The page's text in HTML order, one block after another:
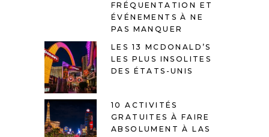
FRÉQUENTATION ET
ÉVÉNEMENTS À NE
PAS MANQUER
LES 13 MCDONALD’S
LES PLUS INSOLITES
DES ÉTATS-UNIS
10 ACTIVITÉS
GRATUITES À FAIRE
ABSOLUMENT À LAS